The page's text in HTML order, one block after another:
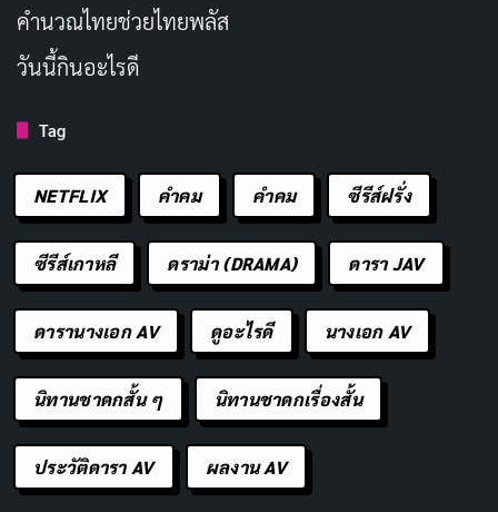
คํานวณไทยช่วยไทยพลัส
วันนี้กินอะไรดี
Tag
NETFLIX คำคม คําคม ซีรีส์ฝรั่ง
ซีรีส์เกาหลี ดราม่า (DRAMA) ดารา JAV
ดารานางเอก AV ดูอะไรดี นางเอก AV
นิทานชาดกสั้น ๆ นิทานชาดกเรื่องสั้น
ประวัติดารา AV ผลงาน AV